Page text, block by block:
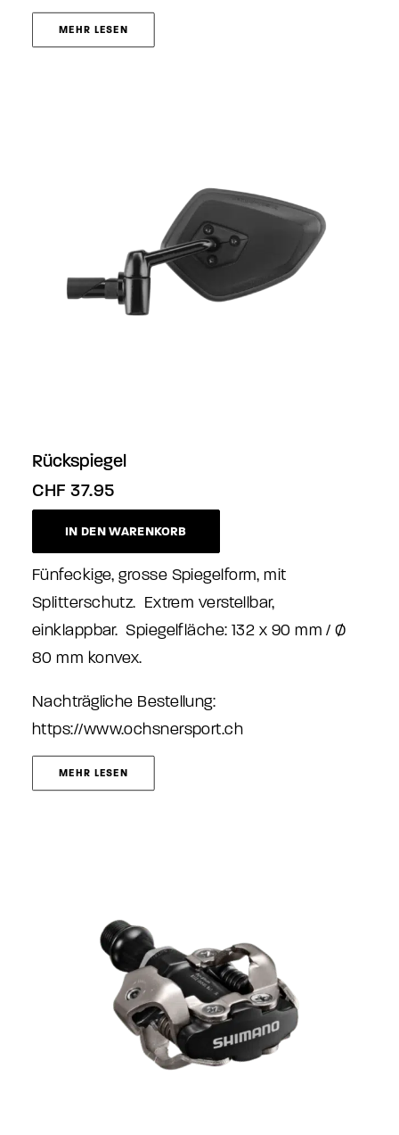
MEHR LESEN
Rückspiegel
CHF 37.95
IN DEN WARENKORB
Fünfeckige, grosse Spiegelform, mit
Splitterschutz. Extrem verstellbar,
einklappbar. Spiegelfläche: 132 x 90 mm / Ø
80 mm konvex.
Nachträgliche Bestellung:
https://www.ochsnersport.ch
MEHR LESEN